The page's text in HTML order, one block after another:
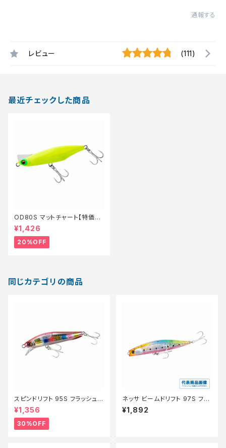
通報する
レビュー (111)
最近チェックした商品
OD80S マットチャート【特価ル
アー】【20】
¥1,426
20%OFF
同じカテゴリの商品
スピンドリフト 95S フラッシュブ
ースト XF−H95V NヒラメCAN
DY002【特価ルアー】【30】
¥1,356
30%OFF
ネッサ ビームドリフト 97S フラ
ッシュブースト XG-R97XA【特
価ルアー】【20】
¥1,892